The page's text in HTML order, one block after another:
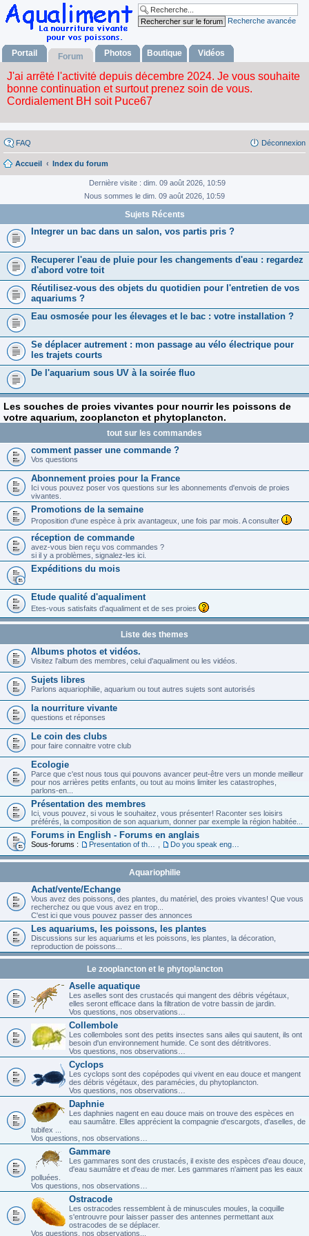
Recherche avancée
Portail Forum Photos Boutique Vidéos
FAQ Déconnexion
Accueil Index du forum
Dernière visite : dim. 09 août 2026, 10:59
Nous sommes le dim. 09 août 2026, 10:59
Sujets Récents
Integrer un bac dans un salon, vos partis pris ?
Recuperer l'eau de pluie pour les changements d'eau : regardez
d'abord votre toit
Réutilisez-vous des objets du quotidien pour l'entretien de vos
aquariums ?
Eau osmosée pour les élevages et le bac : votre installation ?
Se déplacer autrement : mon passage au vélo électrique pour
les trajets courts
De l'aquarium sous UV à la soirée fluo
Les souches de proies vivantes pour nourrir les poissons de
votre aquarium, zooplancton et phytoplancton.
tout sur les commandes
comment passer une commande ?
Vos questions
Abonnement proies pour la France
Ici vous pouvez poser vos questions sur les abonnements d'envois de proies
vivantes.
Promotions de la semaine
Proposition d'une espèce à prix avantageux, une fois par mois. A consulter
réception de commande
avez-vous bien reçu vos commandes ?
si il y a problèmes, signalez-les ici.
Expéditions du mois
Etude qualité d'aqualiment
Etes-vous satisfaits d'aqualiment et de ses proies
Liste des themes
Albums photos et vidéos.
Visitez l'album des membres, celui d'aqualiment ou les vidéos.
Sujets libres
Parlons aquariophilie, aquarium ou tout autres sujets sont autorisés
la nourriture vivante
questions et réponses
Le coin des clubs
pour faire connaitre votre club
Ecologie
Parce que c'est nous tous qui pouvons avancer peut-être vers un monde meilleur
pour nos arrières petits enfants, ou tout au moins limiter les catastrophes,
parlons-en...
Présentation des membres
Ici, vous pouvez, si vous le souhaitez, vous présenter! Raconter ses loisirs
préférés, la composition de son aquarium, donner par exemple la région habitée...
Forums in English - Forums en anglais
Sous-forums :
Aquariophilie
Achat/vente/Echange
Vous avez des poissons, des plantes, du matériel, des proies vivantes! Que vous
recherchez ou que vous avez en trop...
C'est ici que vous pouvez passer des annonces
Les aquariums, les poissons, les plantes
Discussions sur les aquariums et les poissons, les plantes, la décoration,
reproduction de poissons...
Le zooplancton et le phytoplancton
Aselle aquatique
Les aselles sont des crustacés qui mangent des débris végétaux,
elles seront efficace dans la filtration de votre bassin de jardin.
Vos questions, nos observations…
Collembole
Les collemboles sont des petits insectes sans ailes qui sautent, ils ont
besoin d'un environnement humide. Ce sont des détritivores.
Vos questions, nos observations…
Cyclops
Les cyclops sont des copépodes qui vivent en eau douce et mangent
des débris végétaux, des paramécies, du phytoplancton.
Vos questions, nos observations…
Daphnie
Les daphnies nagent en eau douce mais on trouve des espèces en
eau saumâtre. Elles apprécient la compagnie d'escargots, d'aselles, de
tubifex ...
Vos questions, nos observations…
Gammare
Les gammares sont des crustacés, il existe des espèces d'eau douce,
d'eau saumâtre et d'eau de mer. Les gammares n'aiment pas les eaux
polluées.
Vos questions, nos observations…
Ostracode
Les ostracodes ressemblent à de minuscules moules, la coquille
s'entrouvre pour laisser passer des antennes permettant aux
ostracodes de se déplacer.
Vos questions, nos observations...